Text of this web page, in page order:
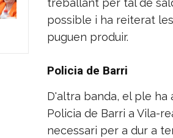
treballant per tal de
possible i ha reiterat
puguen produir.
Policia de Barri
D'altra banda, el ple
Policia de Barri a Vila-
necessari per a dur a